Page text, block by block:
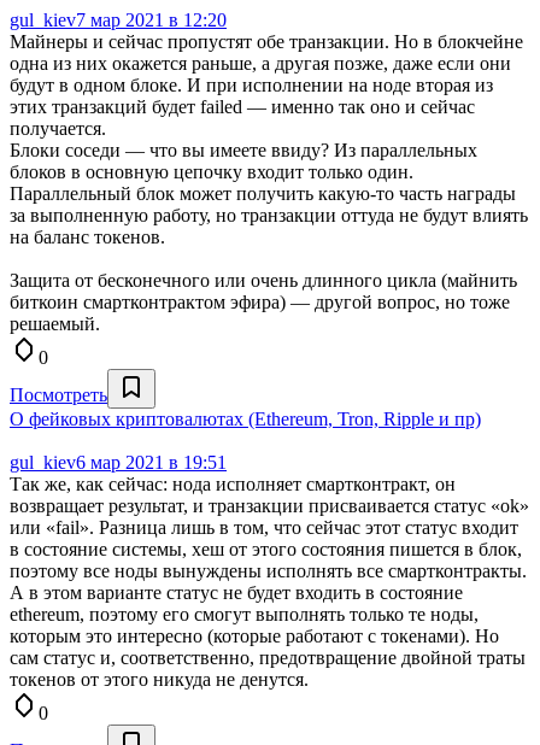
gul_kiev7 мар 2021 в 12:20
Майнеры и сейчас пропустят обе транзакции. Но в блокчейне
одна из них окажется раньше, а другая позже, даже если они
будут в одном блоке. И при исполнении на ноде вторая из
этих транзакций будет failed — именно так оно и сейчас
получается.
Блоки соседи — что вы имеете ввиду? Из параллельных
блоков в основную цепочку входит только один.
Параллельный блок может получить какую-то часть награды
за выполненную работу, но транзакции оттуда не будут влиять
на баланс токенов.
Защита от бесконечного или очень длинного цикла (майнить
биткоин смартконтрактом эфира) — другой вопрос, но тоже
решаемый.
0
Посмотреть
О фейковых криптовалютах (Ethereum, Tron, Ripple и пр)
gul_kiev6 мар 2021 в 19:51
Так же, как сейчас: нода исполняет смартконтракт, он
возвращает результат, и транзакции присваивается статус «ok»
или «fail». Разница лишь в том, что сейчас этот статус входит
в состояние системы, хеш от этого состояния пишется в блок,
поэтому все ноды вынуждены исполнять все смартконтракты.
А в этом варианте статус не будет входить в состояние
ethereum, поэтому его смогут выполнять только те ноды,
которым это интересно (которые работают с токенами). Но
сам статус и, соответственно, предотвращение двойной траты
токенов от этого никуда не денутся.
0